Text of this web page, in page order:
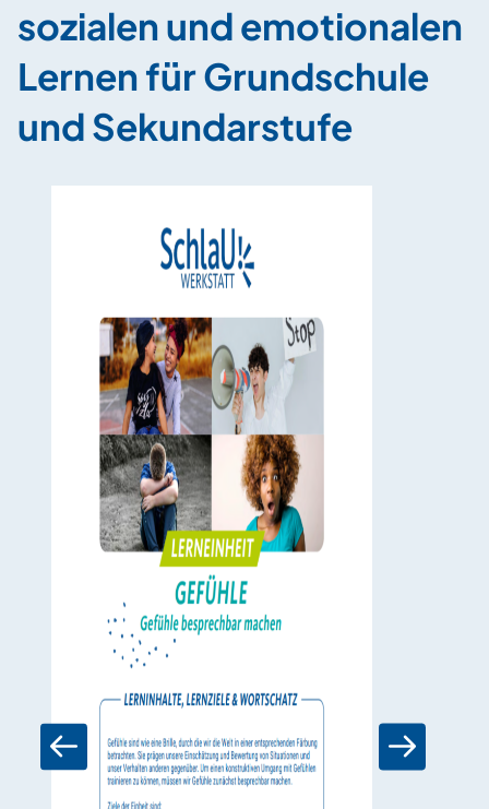
sozialen und emotionalen
Lernen für Grundschule
und Sekundarstufe